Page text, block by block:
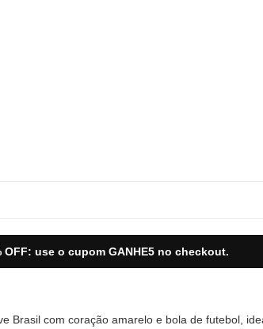
OFF: use o cupom GANHE5 no checkout.
Brasil com coração amarelo e bola de futebol,